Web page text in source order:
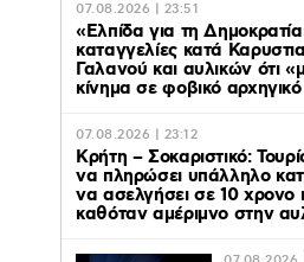
07.08.2026 | 23:51
«Ελπίδα για τη
καταγγελίες κατά
Γαλανού και αυλικών ότι
κίνημα σε φοβικό
07.08.2026 | 23:12
Κρήτη – Σοκαριστικό:
να πληρώσει υπάλληλο
να ασελγήσει σε 10 χρονο
καθόταν αμέριμνο στην